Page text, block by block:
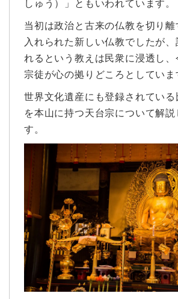
しゅう）」ともいわれています。
当初は政治と古来の仏教を切り離
入れられた新しい仏教でしたが
れるという教えは民衆に浸透し
宗徒が心の拠りどころとしていま
世界文化遺産にも登録されてい
を本山に持つ天台宗について解説
す。